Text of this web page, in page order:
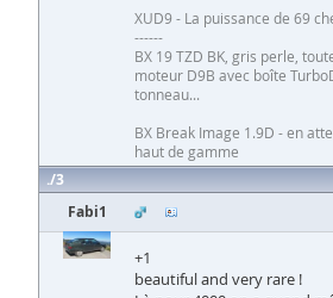
XUD9 - La puissance de 69
------
BX 19 TZD BK, gris perle,
moteur D9B avec boîte
tonneau...
BX Break Image 1.9D - en
haut de gamme
3
Fabi1
+1
beautiful and very rare !